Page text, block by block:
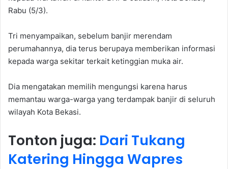
Rabu (5/3).
Tri menyampaikan, sebelum banjir merendam
perumahannya, dia terus berupaya memberikan informasi
kepada warga sekitar terkait ketinggian muka air.
Dia mengatakan memilih mengungsi karena harus
memantau warga-warga yang terdampak banjir di seluruh
wilayah Kota Bekasi.
Tonton juga: Dari Tukang
Katering Hingga Wapres